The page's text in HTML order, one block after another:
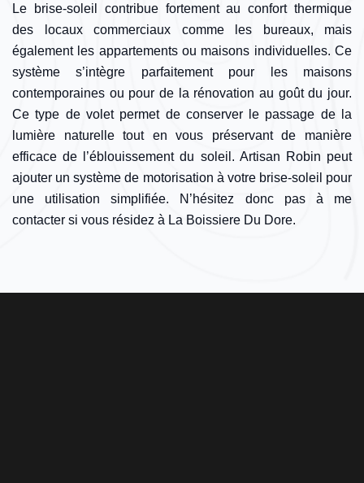
Le brise-soleil contribue fortement au confort thermique
des locaux commerciaux comme les bureaux, mais
également les appartements ou maisons individuelles. Ce
système s’intègre parfaitement pour les maisons
contemporaines ou pour de la rénovation au goût du jour.
Ce type de volet permet de conserver le passage de la
lumière naturelle tout en vous préservant de manière
efficace de l’éblouissement du soleil. Artisan Robin peut
ajouter un système de motorisation à votre brise-soleil pour
une utilisation simplifiée. N’hésitez donc pas à me
contacter si vous résidez à La Boissiere Du Dore.